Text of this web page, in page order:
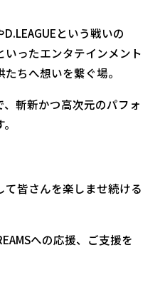
という戦いの
ったエンタテインメント
ちへ想いを繋ぐ場。
斬新かつ高次元のパフォ
皆さんを楽しませ続ける
への応援、ご支援を